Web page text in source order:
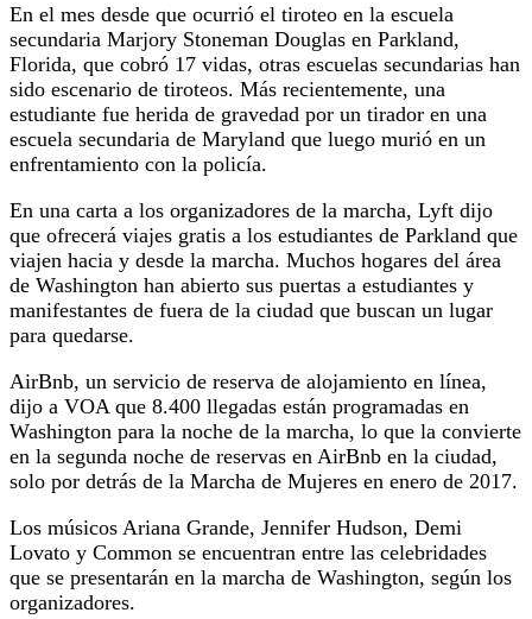
En el mes desde que ocurrió el tiroteo en la escuela
secundaria Marjory Stoneman Douglas en Parkland,
Florida, que cobró 17 vidas, otras escuelas secundarias han
sido escenario de tiroteos. Más recientemente, una
estudiante fue herida de gravedad por un tirador en una
escuela secundaria de Maryland que luego murió en un
enfrentamiento con la policía.
En una carta a los organizadores de la marcha, Lyft dijo
que ofrecerá viajes gratis a los estudiantes de Parkland que
viajen hacia y desde la marcha. Muchos hogares del área
de Washington han abierto sus puertas a estudiantes y
manifestantes de fuera de la ciudad que buscan un lugar
para quedarse.
AirBnb, un servicio de reserva de alojamiento en línea,
dijo a VOA que 8.400 llegadas están programadas en
Washington para la noche de la marcha, lo que la convierte
en la segunda noche de reservas en AirBnb en la ciudad,
solo por detrás de la Marcha de Mujeres en enero de 2017.
Los músicos Ariana Grande, Jennifer Hudson, Demi
Lovato y Common se encuentran entre las celebridades
que se presentarán en la marcha de Washington, según los
organizadores.